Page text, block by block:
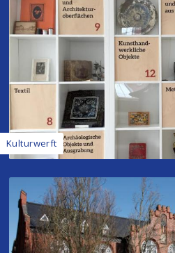
Kulturwerft